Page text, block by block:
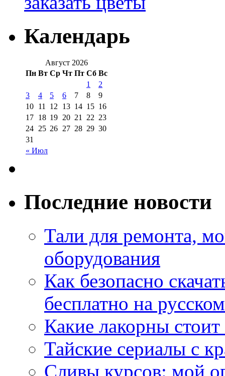
Календарь
Август 2026
Пн Вт Ср Чт Пт Сб Вс
« Июл
1
2
3
4 5 6 7 8
9
10 11 12 13 14 15 16
17 18 19 20 21 22 23
24 25 26 27 28 29 30
31
Последние новости
Тали для ремонта,
оборудования
Как безопасно
бесплатно на
Какие лакорны
Тайские сериалы с
Сливы курсов: мой